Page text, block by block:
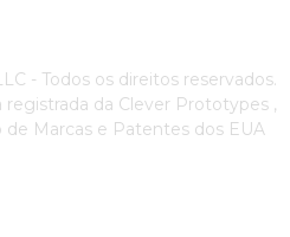
- Todos os direitos reservados.
da Clever Prototypes ,
de Marcas e Patentes dos EUA